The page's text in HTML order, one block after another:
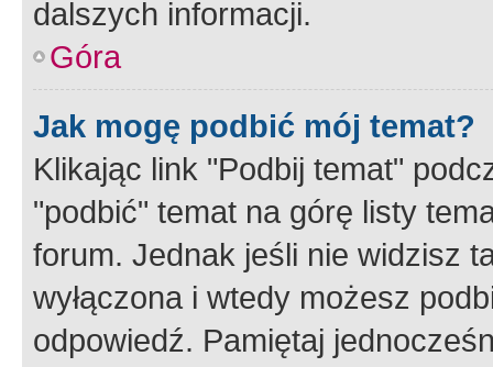
dalszych informacji.
Góra
Jak mogę podbić mój temat?
Klikając link "Podbij temat"
"podbić" temat na górę listy
forum. Jednak jeśli nie widzisz
wyłączona i wtedy możesz
odpowiedź. Pamiętaj